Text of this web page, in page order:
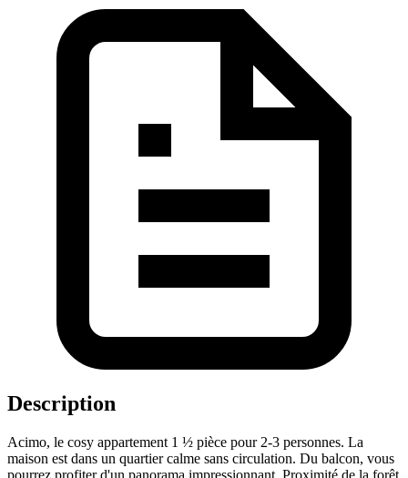
Description
Acimo, le cosy appartement 1 ½ pièce pour 2-3 personnes. La
maison est dans un quartier calme sans circulation. Du balcon, vous
pourrez profiter d'un panorama impressionnant. Proximité de la forêt